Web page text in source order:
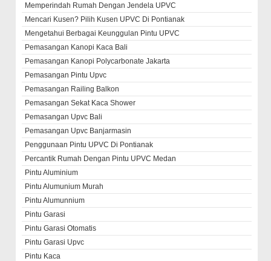
Memperindah Rumah Dengan Jendela UPVC
Mencari Kusen? Pilih Kusen UPVC Di Pontianak
Mengetahui Berbagai Keunggulan Pintu UPVC
Pemasangan Kanopi Kaca Bali
Pemasangan Kanopi Polycarbonate Jakarta
Pemasangan Pintu Upvc
Pemasangan Railing Balkon
Pemasangan Sekat Kaca Shower
Pemasangan Upvc Bali
Pemasangan Upvc Banjarmasin
Penggunaan Pintu UPVC Di Pontianak
Percantik Rumah Dengan Pintu UPVC Medan
Pintu Aluminium
Pintu Alumunium Murah
Pintu Alumunnium
Pintu Garasi
Pintu Garasi Otomatis
Pintu Garasi Upvc
Pintu Kaca